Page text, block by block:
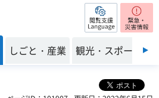
閲覧支援
しごと・産業 観光・スポーツ